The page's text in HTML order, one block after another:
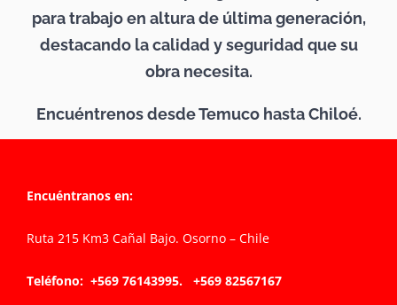
para trabajo en altura de última generación,
destacando la calidad y seguridad que su
obra necesita.
Encuéntrenos desde Temuco hasta Chiloé.
Encuéntranos en:
Ruta 215 Km3 Cañal Bajo. Osorno – Chile
Teléfono: +569 76143995. +569 82567167